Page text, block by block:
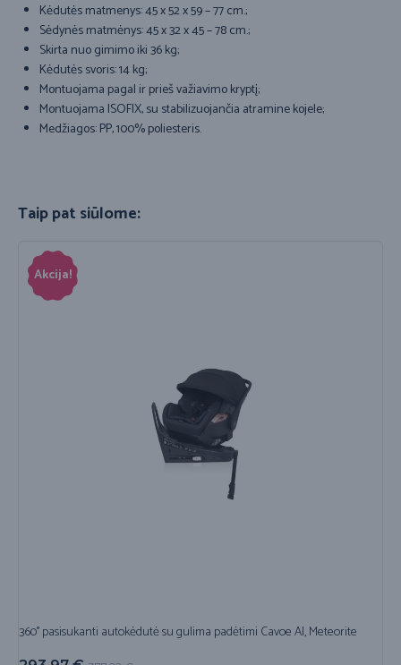
Kėdutės matmenys: 45 x 52 x 59 – 77 cm.;
Sėdynės matmėnys: 45 x 32 x 45 – 78 cm.;
Skirta nuo gimimo iki 36 kg;
Kėdutės svoris: 14 kg;
Montuojama pagal ir prieš važiavimo kryptį;
Montuojama ISOFIX, su stabilizuojančia atramine kojele;
Medžiagos: PP, 100% poliesteris.
Taip pat siūlome:
Akcija!
360° pasisukanti autokėdutė su gulima padėtimi Cavoe AI, Meteorite